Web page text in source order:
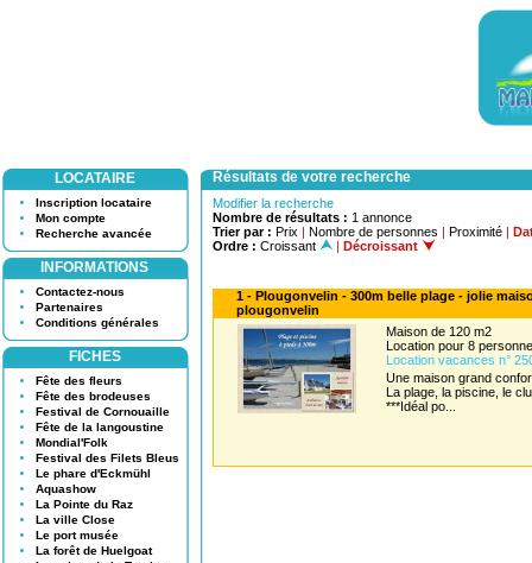
LOCATAIRE
Inscription locataire
Mon compte
Recherche avancée
INFORMATIONS
Contactez-nous
Partenaires
Conditions générales
FICHES
Fête des fleurs
Fête des brodeuses
Festival de Cornouaille
Fête de la langoustine
Mondial'Folk
Festival des Filets Bleus
Le phare d'Eckmühl
Aquashow
La Pointe du Raz
La ville Close
Le port musée
La forêt de Huelgoat
Résultats de votre recherche
Modifier la recherche
Nombre de résultats : 1 annonce
Trier par : Prix | Nombre de personnes | Proximité |
Ordre : Croissant | Décroissant
1 - Plougonvelin - 300m belle plage - jolie
plougonvelin
Maison de 120 m2
Location pour 8
Location vacances n°
Une maison grand
La plage, la piscine, le
***Idéal po...